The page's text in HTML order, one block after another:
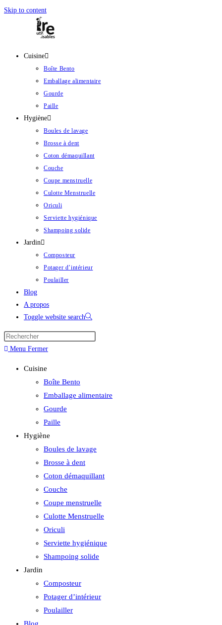
Skip to content
Cuisine
Boîte Bento
Emballage alimentaire
Gourde
Paille
Hygiène
Boules de lavage
Brosse à dent
Coton démaquillant
Couche
Coupe menstruelle
Culotte Menstruelle
Oriculi
Serviette hygiénique
Shampoing solide
Jardin
Composteur
Potager d’intérieur
Poulailler
Blog
A propos
Toggle website search
Menu Fermer
Cuisine
Boîte Bento
Emballage alimentaire
Gourde
Paille
Hygiène
Boules de lavage
Brosse à dent
Coton démaquillant
Couche
Coupe menstruelle
Culotte Menstruelle
Oriculi
Serviette hygiénique
Shampoing solide
Jardin
Composteur
Potager d’intérieur
Poulailler